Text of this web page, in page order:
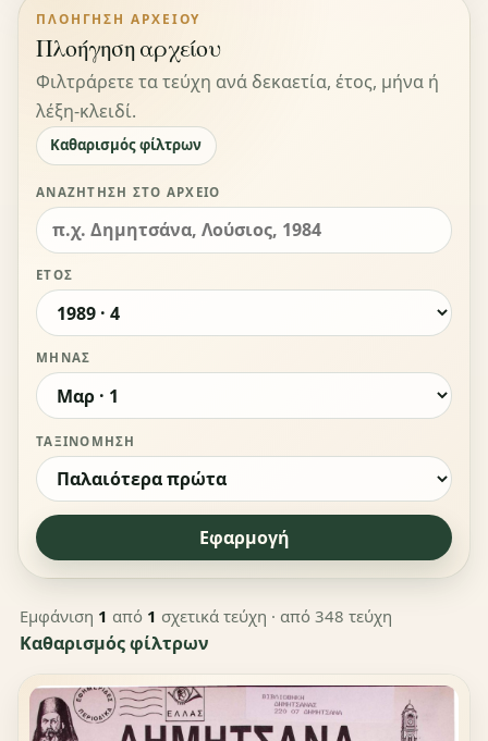
ΠΛΟΉΓΗΣΗ ΑΡΧΕΊΟΥ
Πλοήγηση αρχείου
Φιλτράρετε τα τεύχη ανά δεκαετία, έτος, μήνα ή
λέξη-κλειδί.
Καθαρισμός φίλτρων
ΑΝΑΖΉΤΗΣΗ ΣΤΟ ΑΡΧΕΊΟ
ΈΤΟΣ
ΜΉΝΑΣ
ΤΑΞΙΝΌΜΗΣΗ
Εφαρμογή
Εμφάνιση 1 από 1 σχετικά τεύχη · από 348 τεύχη
Καθαρισμός φίλτρων